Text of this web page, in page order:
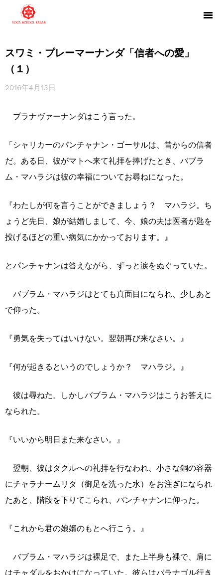
スワミ・プレーマーナンダ「信者への愛」
（１）
2016年4月13日
プラナヴァーナンダはこう言った。
「シャリカーのパンチャナン・ゴーサルは、昔からの信者
だ。ある日、彼がマトへ来て礼拝を捧げたとき、バブラ
ム・マハラジは彼の幸福についてお尋ねになった。
『わたしが何を言うことができましょう？ マハラジ。ち
ょうど先日、娘が結婚しまして、今、娘の夫は医者が匙を
投げるほどの重い病気にかかっております。』
とパンチャナンは答えながら、ずっと涙をぬぐっていた。
バブラム・マハラジはとても真面目になられ、少しあと
で仰った。
『勇気を失ってはいけない。翌朝再び来なさい。』
『何が起きるというのでしょうか？ マハラジ。』
彼は尋ねた。しかしバブラム・マハラジはこうお答えに
なられた。
『いいから明日また来なさい。』
翌朝、彼はタクルへの礼拝を行なわれ、小さな銅の容器
にチャラナームリタ（御足を洗った水）をお注ぎになられ
たあと、階段を下りてこられ、パンチャナンに仰った。
『これから君の娘婿のもとへ行こう。』
バブラム・マハラジは裸足で、また上半身も裸で、肩に
はチャダルをおかけになっていた。彼らはバラナゴル行き